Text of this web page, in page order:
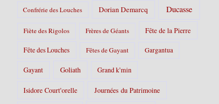
Confrérie des Louches Dorian Demarcq Ducasse
Fiète des Rigolos Frères de Géants Fête de la Pierre
Fête des Louches Fêtes de Gayant Gargantua
Gayant Goliath Grand k'min
Isidore Court'orelle Journées du Patrimoine